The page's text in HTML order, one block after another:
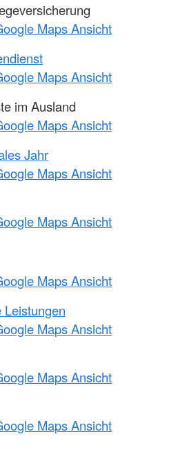
Maps Ansicht
Maps Ansicht
im Ausland
Maps Ansicht
Jahr
Maps Ansicht
Maps Ansicht
Maps Ansicht
Leistungen
Maps Ansicht
Maps Ansicht
Maps Ansicht